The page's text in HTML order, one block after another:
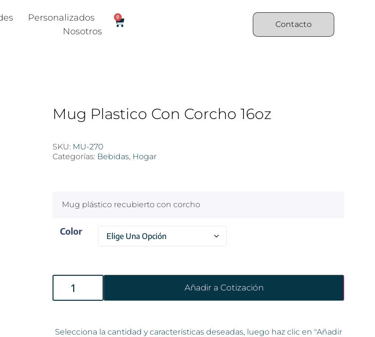
Personalizados
Nosotros
0
Contacto
Mug Plastico Con Corcho 16oz
SKU: MU-270
Categorías: Bebidas, Hogar
Mug plástico recubierto con corcho
Color
Añadir a Cotización
Selecciona la cantidad y características deseadas, luego haz clic en "Añadir